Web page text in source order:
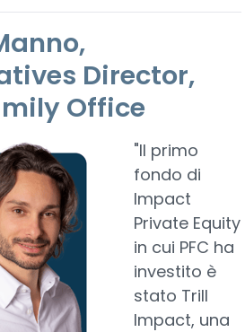
Director,
Office
"Il primo
fondo di
Impact
Private Equity
in cui PFC ha
investito è
stato Trill
Impact, una